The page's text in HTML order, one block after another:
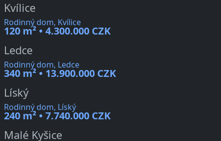
Kvílice
Rodinný dom, Kvílice
120 m² • 4.300.000 CZK
Ledce
Rodinný dom, Ledce
340 m² • 13.900.000 CZK
Líský
Rodinný dom, Líský
240 m² • 7.740.000 CZK
Malé Kyšice